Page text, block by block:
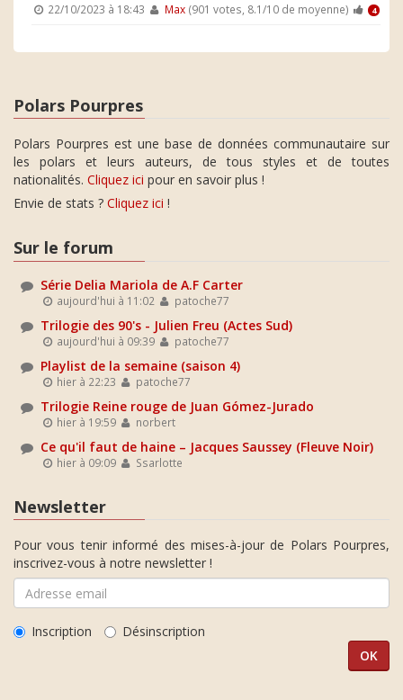
22/10/2023 à 18:43 Max(901 votes, 8.1/10 de moyenne) 4
Polars Pourpres
Polars Pourpres est une base de données communautaire sur
les polars et leurs auteurs, de tous styles et de toutes
nationalités. Cliquez ici pour en savoir plus !
Envie de stats ? Cliquez ici !
Sur le forum
Série Delia Mariola de A.F Carter
aujourd'hui à 11:02 patoche77
Trilogie des 90's - Julien Freu (Actes Sud)
aujourd'hui à 09:39 patoche77
Playlist de la semaine (saison 4)
hier à 22:23 patoche77
Trilogie Reine rouge de Juan Gómez-Jurado
hier à 19:59 norbert
Ce qu'il faut de haine – Jacques Saussey (Fleuve Noir)
hier à 09:09 Ssarlotte
Newsletter
Pour vous tenir informé des mises-à-jour de Polars Pourpres,
inscrivez-vous à notre newsletter !
Inscription Désinscription